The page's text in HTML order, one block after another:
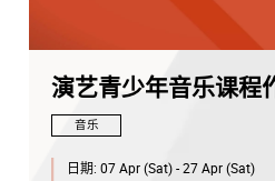
演艺青少年音乐课程
音乐
日期: 07 Apr (Sat) - 27 Apr (Sat)